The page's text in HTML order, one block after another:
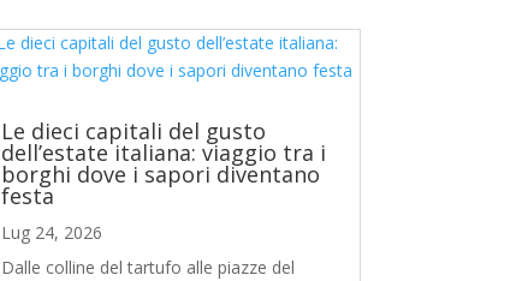
Le dieci capitali del gusto
dell’estate italiana: viaggio tra i
borghi dove i sapori diventano
festa
Lug 24, 2026
Dalle colline del tartufo alle piazze del